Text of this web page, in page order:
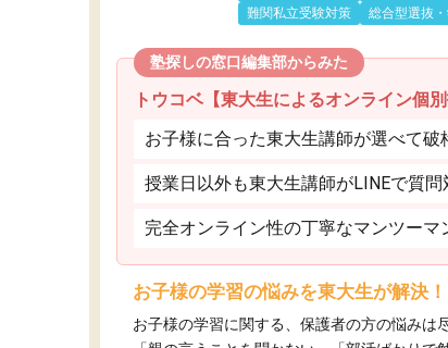
難関私立受験対策
総合型選抜
塾探しの窓口編集部からみた
トウコベ【東大生によるオンライン個
お子様に合った東大生講師が選べて破
授業日以外も東大生講師がLINEで質問
完全オンライン性の丁寧なマンツーマ
お子様の学習の悩みを東大生が解決
お子様の学習に関する、保護者の方の悩みは